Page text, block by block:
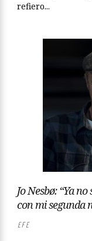
refiero...
Jo Nesbø: “Ya
con mi segunda
EFE